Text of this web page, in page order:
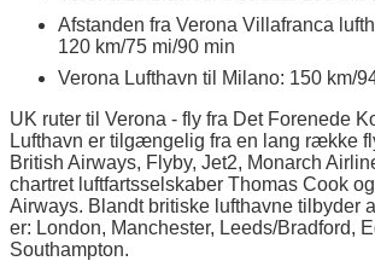
Afstanden fra Verona Villafranca
120 km/75 mi/90 min
Verona Lufthavn til Milano: 150 km/
UK ruter til Verona - fly fra Det Forenede
Lufthavn er tilgængelig fra en lang række
British Airways, Flyby, Jet2, Monarch
chartret luftfartsselskaber Thomas Cook
Airways. Blandt britiske lufthavne tilbyder
er: London, Manchester, Leeds/Bradford,
Southampton.